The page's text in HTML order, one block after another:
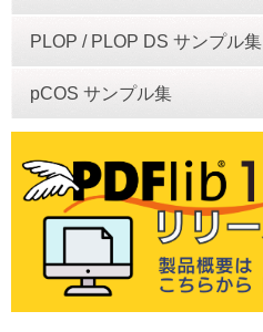
PLOP / PLOP DS サンプル集
pCOS サンプル集